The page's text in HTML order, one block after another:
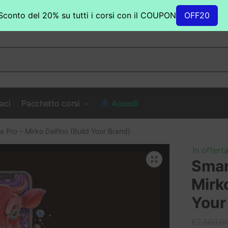
Pacchetto corsi Accedi
Pro – Mirko Delfino (Build Your Brand)
In
del 20% su tutti i corsi con il COUPON OFF20